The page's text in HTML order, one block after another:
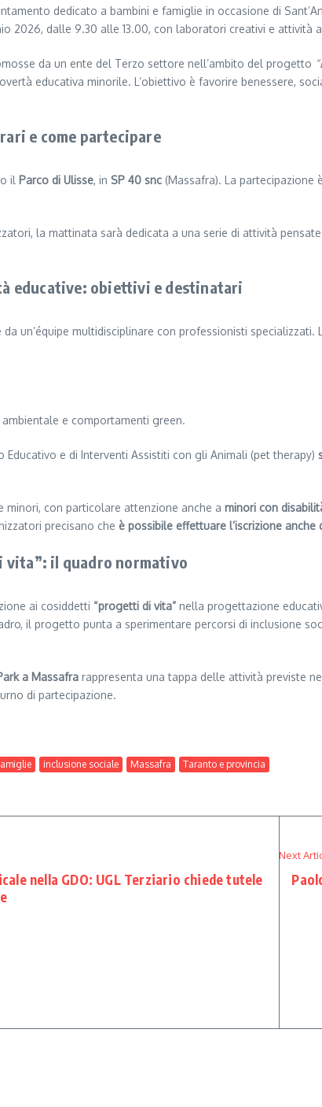
dedicato a bambini e famiglie in occasione di
2026, dalle 9.30 alle 13.00, con laboratori creativi e
da un ente del Terzo settore nell’ambito del progetto
educativa minorile. L’obiettivo è favorire benessere,
e come partecipare
il Parco di Ulisse, in SP 40 snc (Massafra). La partecipazione è
la mattinata sarà dedicata a una serie di attività
educative: obiettivi e destinatari
un’équipe multidisciplinare con professionisti
e comportamenti green.
Educativo e di Interventi Assistiti con gli Animali (pet therapy)
con particolare attenzione anche a minori con
precisano che è possibile effettuare l’iscrizione
vita”: il quadro normativo
ai cosiddetti “progetti di vita” nella progettazione
il progetto punta a sperimentare percorsi di inclusione
a Massafra rappresenta una tappa delle attività previste
di partecipazione.
inclusione sociale Massafra Taranto e provincia
nella GDO: UGL Terziario chiede tutele
Next